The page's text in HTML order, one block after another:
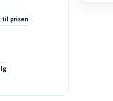
til prisen